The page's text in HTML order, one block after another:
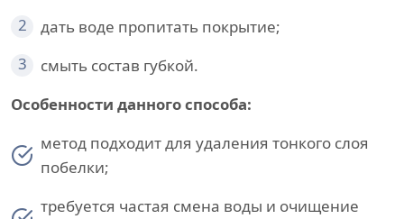
2
дать воде пропитать покрытие;
3
смыть состав губкой.
Особенности данного способа:
метод подходит для удаления тонкого слоя
побелки;
требуется частая смена воды и очищение